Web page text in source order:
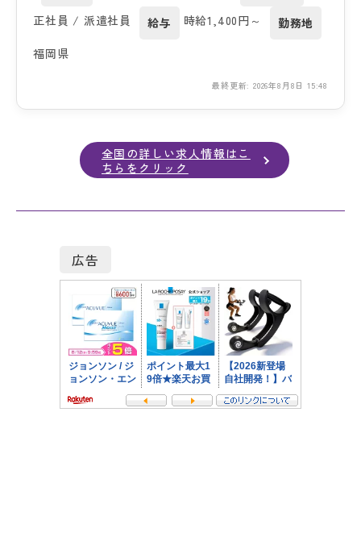
正社員 / 派遣社員
給与 時給1,400円～
勤務地
福岡県
最終更新: 2026年8月8日 15:48
全国の詳しい求人情報はこ
ちらをクリック
広告